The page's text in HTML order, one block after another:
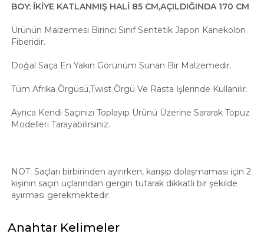
BOY: İKİYE KATLANMIŞ HALİ 85 CM,AÇILDIĞINDA 170 CM
Ürünün Malzemesi Birinci Sınıf Sentetik Japon Kanekolon
Fiberidir.
Doğal Saça En Yakın Görünüm Sunan Bir Malzemedir.
Tüm Afrika Örgüsü,Twist Örgü Ve Rasta İşlerinde Kullanılır.
Ayrıca Kendi Saçınızı Toplayıp Ürünü Üzerine Sararak Topuz
Modelleri Tarayabilirsiniz.
NOT: Saçları birbirinden ayırırken, karışıp dolaşmaması için 2
kişinin saçın uçlarından gergin tutarak dikkatli bir şekilde
ayırması gerekmektedir.
Anahtar Kelimeler